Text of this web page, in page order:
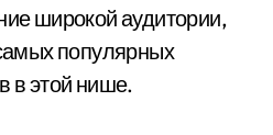
широкой аудитории,
популярных
в этой нише.